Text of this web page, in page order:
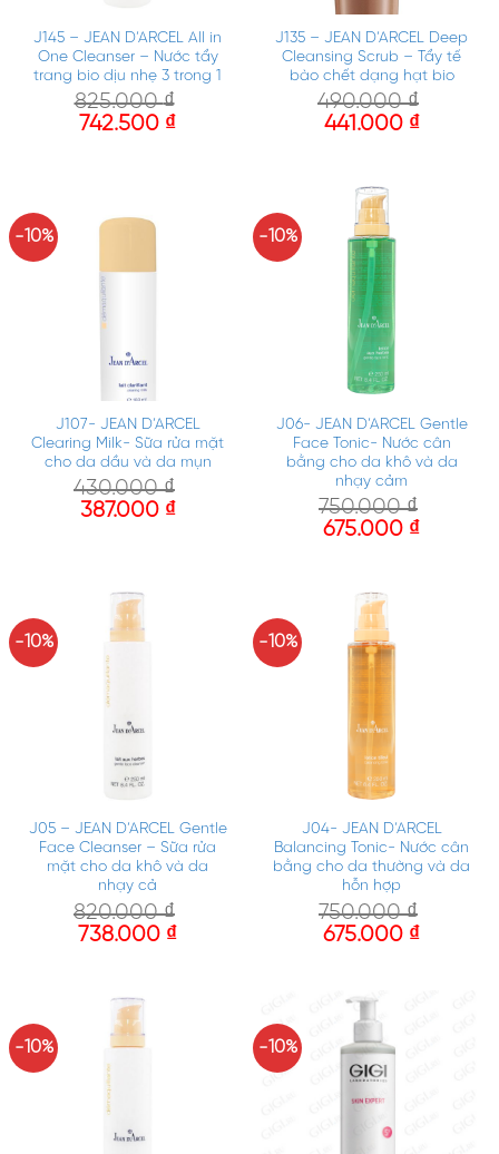
J145 – JEAN D’ARCEL All in
One Cleanser – Nước tẩy
trang bio dịu nhẹ 3 trong 1
825.000₫
742.500 ₫
J135 – JEAN D’ARCEL Deep
Cleansing Scrub – Tẩy tế
bào chết dạng hạt bio
490.000₫
441.000 ₫
-10%
J107- JEAN D’ARCEL
Clearing Milk- Sữa rửa mặt
cho da dầu và da mụn
430.000₫
387.000 ₫
-10%
J06- JEAN D’ARCEL Gentle
Face Tonic- Nước cân
bằng cho da khô và da
nhạy cảm
750.000₫
675.000 ₫
-10%
J05 – JEAN D’ARCEL Gentle
Face Cleanser – Sữa rửa
mặt cho da khô và da
nhạy cả
820.000₫
738.000 ₫
-10%
J04- JEAN D’ARCEL
Balancing Tonic- Nước cân
bằng cho da thường và da
hỗn hợp
750.000₫
675.000 ₫
-10% -10%